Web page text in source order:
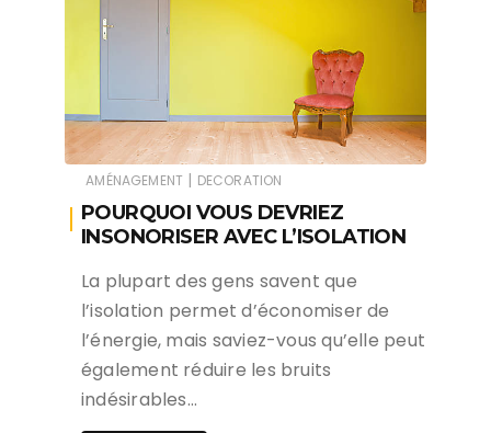
AMÉNAGEMENT | DECORATION
POURQUOI VOUS DEVRIEZ
INSONORISER AVEC L’ISOLATION
La plupart des gens savent que
l’isolation permet d’économiser de
l’énergie, mais saviez-vous qu’elle peut
également réduire les bruits
indésirables…